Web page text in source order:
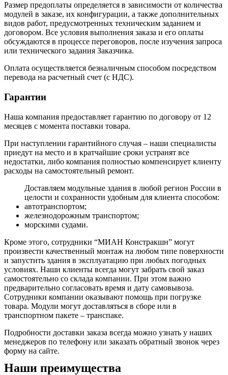
Размер предоплаты определяется в зависимости от количества
модулей в заказе, их конфигурации, а также дополнительных
видов работ, предусмотренных техническим заданием и
договором. Все условия выполнения заказа и его оплаты
обсуждаются в процессе переговоров, после изучения запроса
или технического задания Заказчика.
Оплата осуществляется безналичным способом посредством
перевода на расчетный счет (с НДС).
Гарантии
Наша компания предоставляет гарантию по договору от 12
месяцев с момента поставки товара.
При наступлении гарантийного случая – наши специалисты
приедут на место и в кратчайшие сроки устранят все
недостатки, либо компания полностью компенсирует клиенту
расходы на самостоятельный ремонт.
Доставляем модульные здания в любой регион России в
целости и сохранности удобным для клиента способом:
автотранспортом;
железнодорожным транспортом;
морскими судами.
Кроме этого, сотрудники “МИАН Констракшн” могут
произвести качественный монтаж на любом типе поверхности
и запустить здания в эксплуатацию при любых погодных
условиях. Наши клиенты всегда могут забрать свой заказ
самостоятельно со склада компании. При этом важно
предварительно согласовать время и дату самовывоза.
Сотрудники компании оказывают помощь при погрузке
товара. Модули могут доставляться в сборе или в
транспортном пакете – транспаке.
Подробности доставки заказа всегда можно узнать у наших
менеджеров по телефону или заказать обратный звонок через
форму на сайте.
Наши преимущества